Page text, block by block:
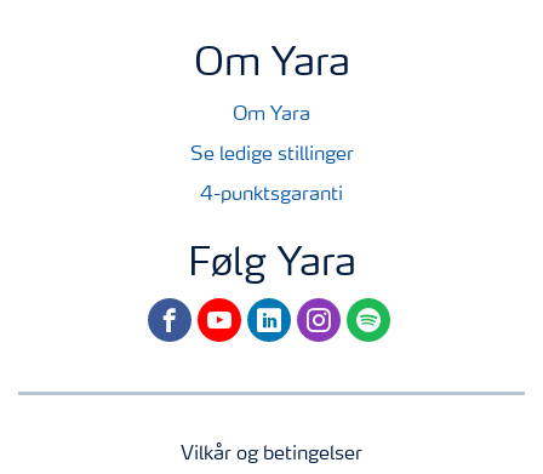
Om Yara
Om Yara
Se ledige stillinger
4-punktsgaranti
Følg Yara
facebookyoutubelinkedininstagram
spotify
Vilkår og betingelser